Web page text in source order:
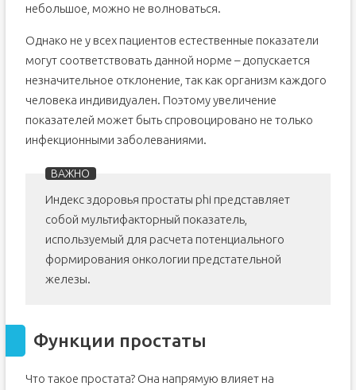
небольшое, можно не волноваться.
Однако не у всех пациентов естественные показатели
могут соответствовать данной норме – допускается
незначительное отклонение, так как организм каждого
человека индивидуален. Поэтому увеличение
показателей может быть спровоцировано не только
инфекционными заболеваниями.
Индекс здоровья простаты phi представляет
собой мультифакторный показатель,
используемый для расчета потенциального
формирования онкологии предстательной
железы.
Функции простаты
Что такое простата? Она напрямую влияет на